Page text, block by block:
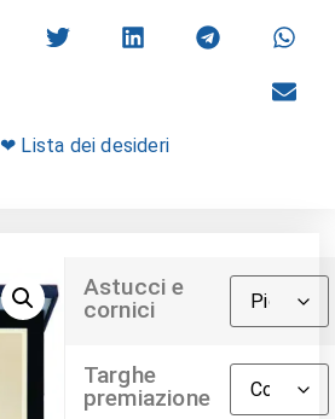
❤ Lista dei desideri
Astucci e
cornici
Targhe
premiazione